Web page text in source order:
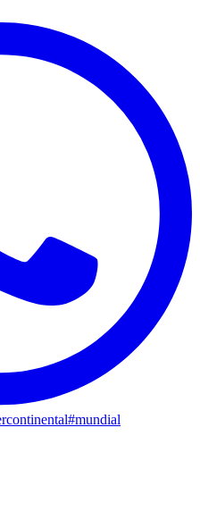
#mundial